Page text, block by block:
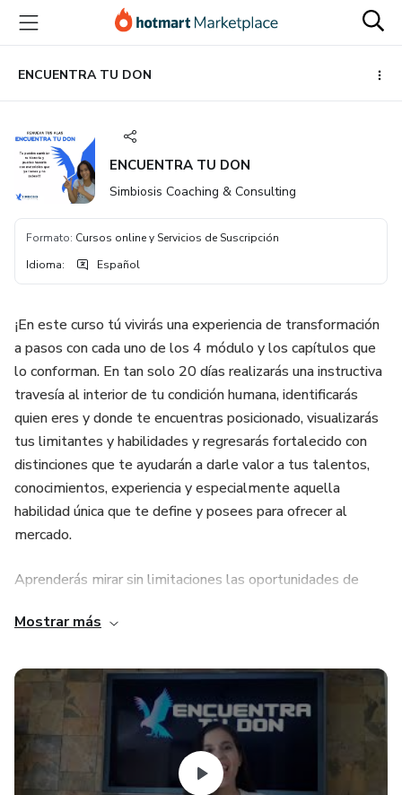
principal
página
de
página
ENCUENTRA TU DON
ENCUENTRA TU DON
Simbiosis Coaching & Consulting
Formato: Cursos online y Servicios de Suscripción
Idioma: Español
¡En este curso tú vivirás una experiencia de transformación
a pasos con cada uno de los 4 módulo y los capítulos que
lo conforman. En tan solo 20 días realizarás una instructiva
travesía al interior de tu condición humana, identificarás
quien eres y donde te encuentras posicionado, visualizarás
tus limitantes y habilidades y regresarás fortalecido con
distinciones que te ayudarán a darle valor a tus talentos,
conocimientos, experiencia y especialmente aquella
habilidad única que te define y posees para ofrecer al
mercado.
Aprenderás mirar sin limitaciones las oportunidades de
conciencia y aplicación práctica donde podrás encontrar tus
mejores y propias respuestas, en un escenario donde no
hay contestaciones buenas o malas; no se juzga, no se
dirige, no se critica, no se impone. Cerrarás la brecha de
insatisfacción entre tu situación actual y tu futuro deseado.
Mostrar más